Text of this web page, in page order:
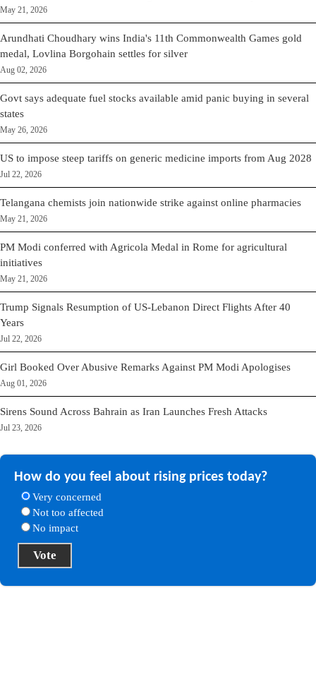
May 21, 2026
Arundhati Choudhary wins India's 11th Commonwealth Games gold
medal, Lovlina Borgohain settles for silver
Aug 02, 2026
Govt says adequate fuel stocks available amid panic buying in several
states
May 26, 2026
US to impose steep tariffs on generic medicine imports from Aug 2028
Jul 22, 2026
Telangana chemists join nationwide strike against online pharmacies
May 21, 2026
PM Modi conferred with Agricola Medal in Rome for agricultural
initiatives
May 21, 2026
Trump Signals Resumption of US-Lebanon Direct Flights After 40
Years
Jul 22, 2026
Girl Booked Over Abusive Remarks Against PM Modi Apologises
Aug 01, 2026
Sirens Sound Across Bahrain as Iran Launches Fresh Attacks
Jul 23, 2026
How do you feel about rising prices today?
Very concerned
Not too affected
No impact